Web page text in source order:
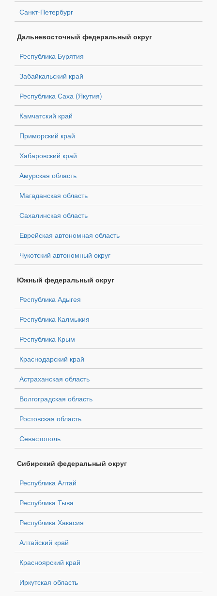
Санкт-Петербург
Дальневосточный федеральный округ
Республика Бурятия
Забайкальский край
Республика Саха (Якутия)
Камчатский край
Приморский край
Хабаровский край
Амурская область
Магаданская область
Сахалинская область
Еврейская автономная область
Чукотский автономный округ
Южный федеральный округ
Республика Адыгея
Республика Калмыкия
Республика Крым
Краснодарский край
Астраханская область
Волгоградская область
Ростовская область
Севастополь
Сибирский федеральный округ
Республика Алтай
Республика Тыва
Республика Хакасия
Алтайский край
Красноярский край
Иркутская область